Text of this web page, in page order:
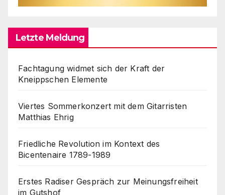
Letzte Meldung
Fachtagung widmet sich der Kraft der
Kneippschen Elemente
Viertes Sommerkonzert mit dem Gitarristen
Matthias Ehrig
Friedliche Revolution im Kontext des
Bicentenaire 1789-1989
Erstes Radiser Gespräch zur Meinungsfreiheit
im Gutshof